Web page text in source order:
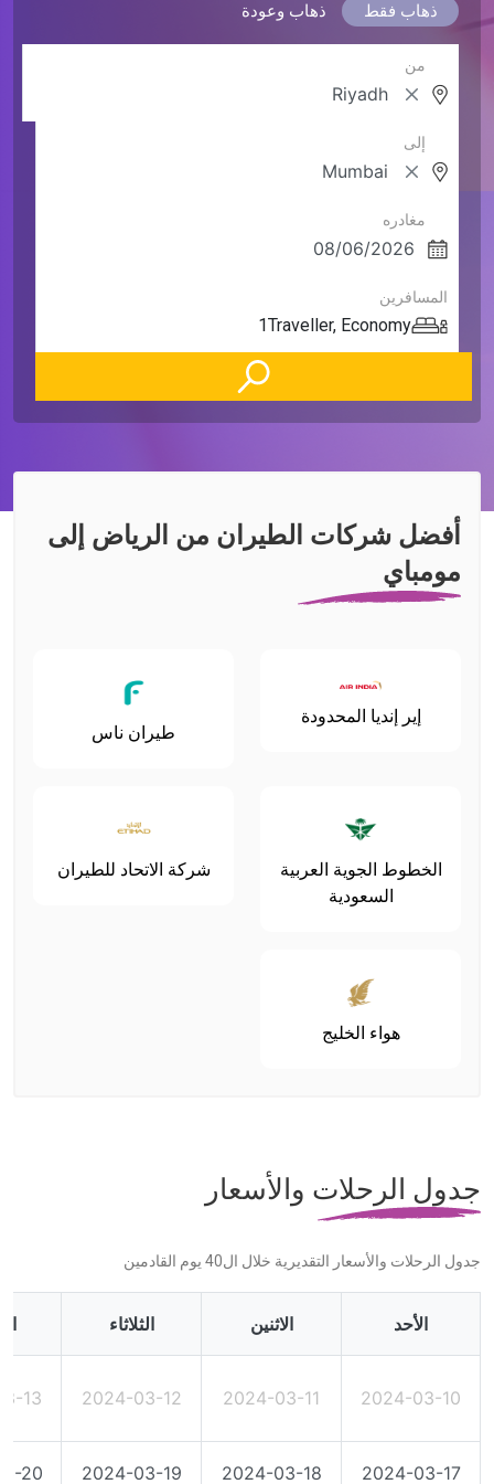
ذهاب فقط ذهاب وعودة
من
إلى
مغادره
المسافرين
1Traveller,Economy
أفضل شركات الطيران من الرياض إلى
مومباي
إير إنديا المحدودة
طيران ناس
الخطوط الجوية العربية
السعودية
شركة الاتحاد للطيران
هواء الخليج
جدول الرحلات والأسعار
جدول الرحلات والأسعار التقديرية خلال ال40 يوم القادمين
الأحد الاثنين الثلاثاء
2024-03-10
2024-03-11
2024-03-12
13
2024-03-17
2024-03-18
2024-03-19
20